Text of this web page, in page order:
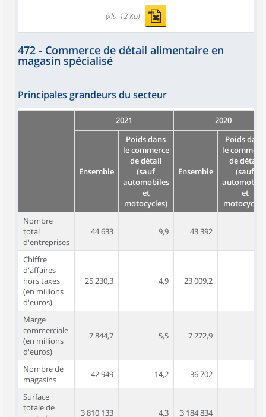
(xls, 12 Ko)
472 - Commerce de détail alimentaire en
magasin spécialisé
Principales grandeurs du secteur
2021 2020
Ensemble
Poids dans
le commerce
de détail
(sauf
automobiles
et
motocycles)
Ensemble
Poids dans
le
de détail
(sauf
et
Nombre
total
d'entreprises
44 633 9,9 43 392
Chiffre
d'affaires
hors taxes
(en millions
d'euros)
25 230,3 4,9 23 009,2
Marge
commerciale
(en millions
d'euros)
7 844,7 5,5 7 272,9
Nombre de
magasins
42 949 14,2 36 702
Surface
totale de
3 810 133 4,3 3 184 834